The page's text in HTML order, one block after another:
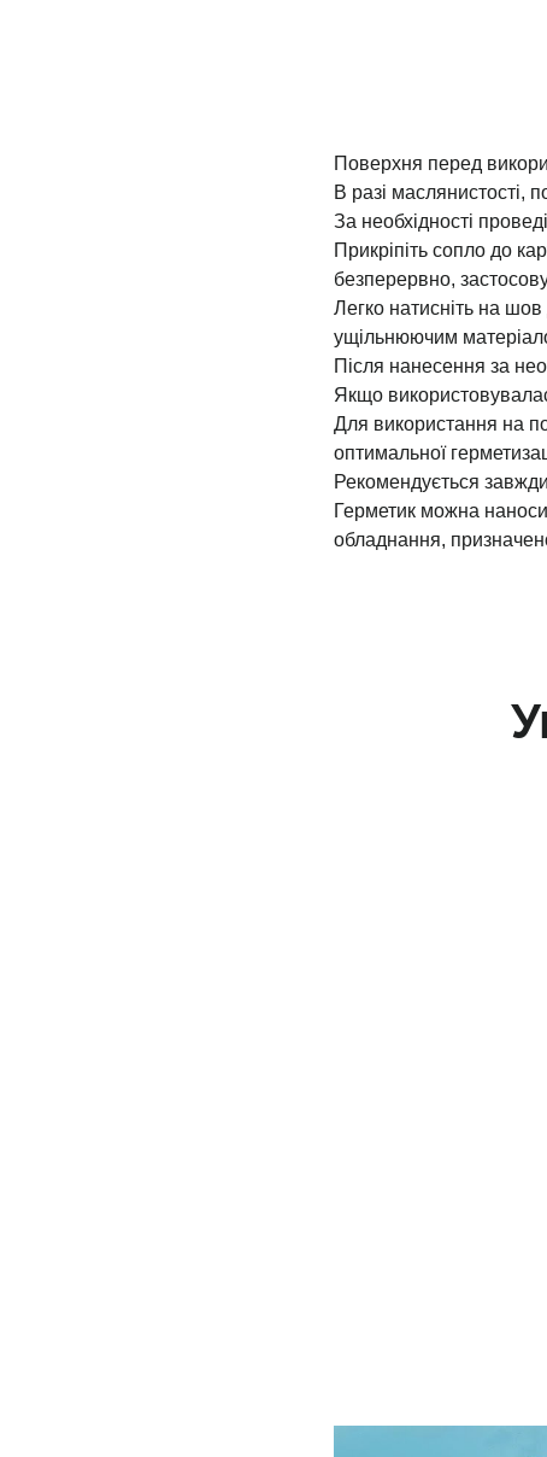
Поверхня перед
В разі маслянистості,
За необхідності
Прикріпіть сопло до
безперервно,
Легко натисніть на
ущільнюючим
Після нанесення за
Якщо
Для використання на
оптимальної
Рекомендується
Герметик можна
обладнання,